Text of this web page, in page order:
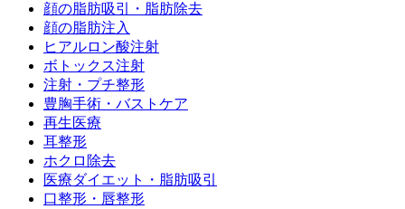
顔の脂肪吸引・脂肪除去
顔の脂肪注入
ヒアルロン酸注射
ボトックス注射
注射・プチ整形
豊胸手術・バストケア
再生医療
耳整形
ホクロ除去
医療ダイエット・脂肪吸引
口整形・唇整形